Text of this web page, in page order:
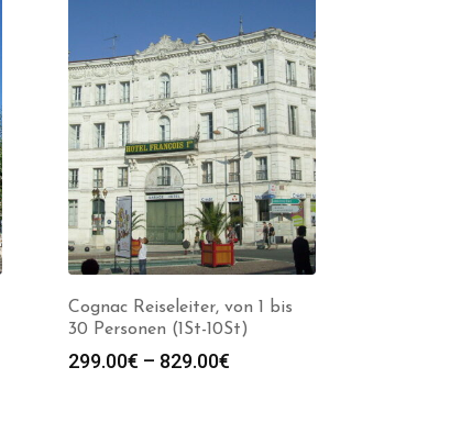
Cognac Reiseleiter, von 1 bis
30 Personen (1St-10St)
299.00€ – 829.00€